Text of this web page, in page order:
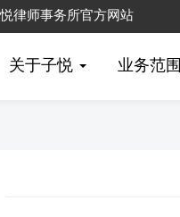
律师事务所官方网站
关于子悦 业务范围